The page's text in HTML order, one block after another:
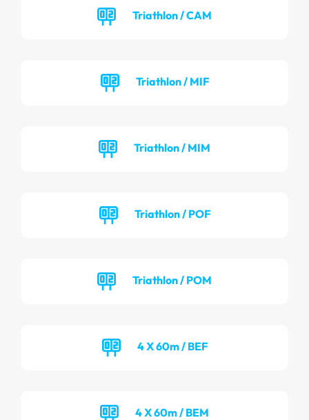
Triathlon / CAM
Triathlon / MIF
Triathlon / MIM
Triathlon / POF
Triathlon / POM
4 X 60m / BEF
4 X 60m / BEM